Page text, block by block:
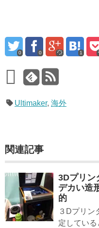
0 0 1
Ultimaker, 海外
関連記事
3Dプリン
デカい造
的
３Dプリン
定してい